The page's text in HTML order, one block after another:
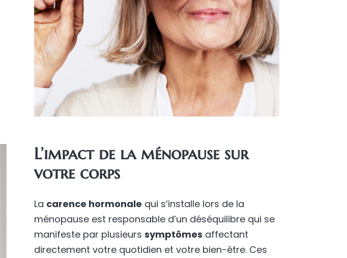
L’impact de la ménopause sur
votre corps
La carence hormonale qui s’installe lors de la
ménopause est responsable d’un déséquilibre qui se
manifeste par plusieurs symptômes affectant
directement votre quotidien et votre bien-être. Ces